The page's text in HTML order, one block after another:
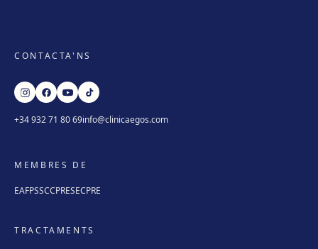
CONTACTA'NS
+34 932 71 80 69info@clinicaegos.com
MEMBRES DE
EAFPSSCCPRESECPRE
TRACTAMENTS